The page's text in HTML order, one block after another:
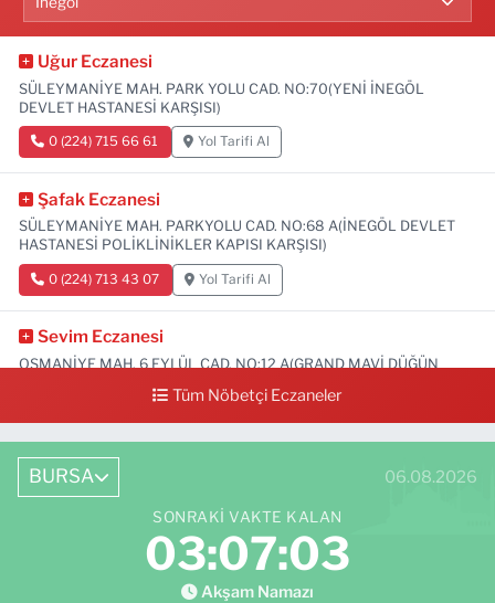
Uğur Eczanesi
SÜLEYMANİYE MAH. PARK YOLU CAD. NO:70(YENİ İNEGÖL
DEVLET HASTANESİ KARŞISI)
0 (224) 715 66 61 Yol Tarifi Al
Şafak Eczanesi
SÜLEYMANİYE MAH. PARKYOLU CAD. NO:68 A(İNEGÖL DEVLET
HASTANESİ POLİKLİNİKLER KAPISI KARŞISI)
0 (224) 713 43 07 Yol Tarifi Al
Sevim Eczanesi
OSMANİYE MAH. 6 EYLÜL CAD. NO:12 A(GRAND MAVİ DÜĞÜN
Tüm Nöbetçi Eczaneler
BURSA 06.08.2026
SONRAKI VAKTE KALAN
03:07:02
Akşam Namazı